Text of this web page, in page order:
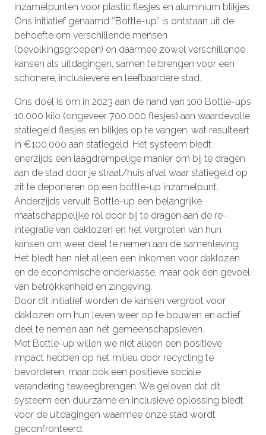
inzamelpunten voor plastic flesjes en aluminium blikjes.
Ons initiatief genaamd ‘’Bottle-up’’ is ontstaan uit de
behoefte om verschillende mensen
(bevolkingsgroepen) en daarmee zowel verschillende
kansen als uitdagingen, samen te brengen voor een
schonere, inclusievere en leefbaardere stad.
Ons doel is om in 2023 aan de hand van 100 Bottle-ups
10.000 kilo (ongeveer 700.000 flesjes) aan waardevolle
statiegeld flesjes en blikjes op te vangen, wat resulteert
in €100.000 aan statiegeld. Het systeem biedt
enerzijds een laagdrempelige manier om bij te dragen
aan de stad door je straat/huis afval waar statiegeld op
zit te deponeren op een bottle-up inzamelpunt.
Anderzijds vervult Bottle-up een belangrijke
maatschappelijke rol door bij te dragen aan de re-
integratie van daklozen en het vergroten van hun
kansen om weer deel te nemen aan de samenleving.
Het biedt hen niet alleen een inkomen voor daklozen
en de economische onderklasse, maar ook een gevoel
van betrokkenheid en zingeving.
Door dit initiatief worden de kansen vergroot voor
daklozen om hun leven weer op te bouwen en actief
deel te nemen aan het gemeenschapsleven.
Met Bottle-up willen we niet alleen een positieve
impact hebben op het milieu door recycling te
bevorderen, maar ook een positieve sociale
verandering teweegbrengen. We geloven dat dit
systeem een duurzame en inclusieve oplossing biedt
voor de uitdagingen waarmee onze stad wordt
geconfronteerd.